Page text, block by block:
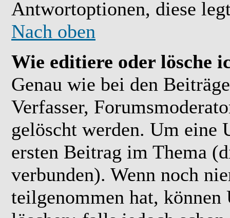
Antwortoptionen, diese
Nach oben
Wie editiere oder lösche
Genau wie bei den
Verfasser,
gelöscht werden. Um eine
ersten Beitrag im Thema
verbunden). Wenn noch
teilgenommen hat,